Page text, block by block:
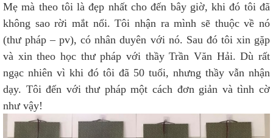
Mẹ mà theo tôi là đẹp nhất cho đến bây giờ, khi đó tôi đã
không sao rời mắt nổi. Tôi nhận ra mình sẽ thuộc về nó
(thư pháp – pv), có nhân duyên với nó. Sau đó tôi xin gặp
và xin theo học thư pháp với thầy Trần Văn Hải. Dù rất
ngạc nhiên vì khi đó tôi đã 50 tuổi, nhưng thầy vẫn nhận
dạy. Tôi đến với thư pháp một cách đơn giản và tình cờ
như vậy!